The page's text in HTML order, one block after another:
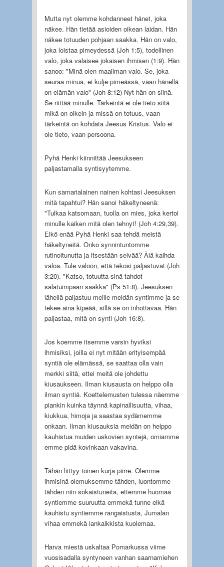
Mutta nyt olemme kohdanneet hänet, joka
näkee. Hän tietää asioiden oikean laidan. Hän
näkee totuuden pohjaan saakka. Hän on valo,
joka loistaa pimeydessä (Joh 1:5), todellinen
valo, joka valaisee jokaisen ihmisen (1:9). Hän
sanoo: "Minä olen maailman valo. Se, joka
seuraa minua, ei kulje pimeässä, vaan hänellä
on elämän valo" (Joh 8:12) Nyt hän on siinä.
Se riittää minulle. Tärkeintä ei ole tieto siitä
mikä on oikein ja missä on totuus, vaan
tärkeintä on kohdata Jeesus Kristus. Valo ei
ole tieto, vaan persoona.
Pyhä Henki kiinnittää Jeesukseen
paljastamalla syntisyytemme.
Kun samarialainen nainen kohtasi Jeesuksen
mitä tapahtui? Hän sanoi häkeltyneenä:
"Tulkaa katsomaan, tuolla on mies, joka kertoi
minulle kaiken mitä olen tehnyt! (Joh 4:29,39).
Eikö enää Pyhä Henki saa tehdä meistä
häkeltyneitä. Onko synnintuntomme
rutinoitunutta ja itsestään selvää? Älä kaihda
valoa. Tule valoon, että tekosi paljastuvat (Joh
3:20). "Katso, totuutta sinä tahdot
salatuimpaan saakka" (Ps 51:8). Jeesuksen
lähellä paljastuu meille meidän syntimme ja se
tekee aina kipeää, sillä se on inhottavaa. Hän
paljastaa, mitä on synti (Joh 16:8).
Jos koemme itsemme varsin hyviksi
ihmisiksi, joilla ei nyt mitään erityisempää
syntiä ole elämässä, se saattaa olla vain
merkki siitä, ettei meitä ole johdettu
kiusaukseen. Ilman kiusausta on helppo olla
ilman syntiä. Koettelemusten tulessa näemme
piankin kuinka täynnä kapinallisuutta, vihaa,
kiukkua, himoja ja saastaa sydämemme
onkaan. Ilman kiusauksia meidän on helppo
kauhistua muiden uskovien syntejä, omiamme
emme pidä kovinkaan vakavina.
Tähän liittyy toinen kurja piirre. Olemme
ihmisinä olemuksemme tähden, luontomme
tähden niin sokaistuneita, ettemme huomaa
syntiemme suuruutta emmekä tunne eikä
kauhistu syntiemme rangaistusta, Jumalan
vihaa emmekä iankaikkista kuolemaa.
Harva miestä uskaltaa Pomarkussa viime
vuosisadalla syntyneen vanhan saarnamiehen